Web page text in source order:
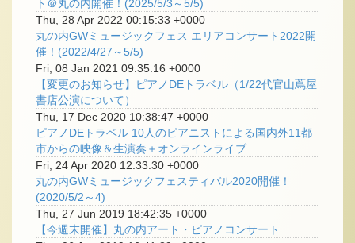
ト＠丸の内開催！(2025/5/3～5/5)
Thu, 28 Apr 2022 00:15:33 +0000
丸の内GWミュージックフェス エリアコンサート2022開
催！(2022/4/27～5/5)
Fri, 08 Jan 2021 09:35:16 +0000
【変更のお知らせ】ピアノDEトラベル（1/22代官山蔦屋
書店公演について）
Thu, 17 Dec 2020 10:38:47 +0000
ピアノDEトラベル 10人のピアニストによる国内外11都
市からの映像＆生演奏＋オンラインライブ
Fri, 24 Apr 2020 12:33:30 +0000
丸の内GWミュージックフェスティバル2020開催！
(2020/5/2～4)
Thu, 27 Jun 2019 18:42:35 +0000
【今週末開催】丸の内アート・ピアノコンサート